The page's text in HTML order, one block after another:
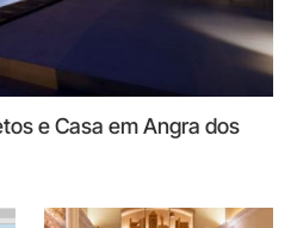
e Casa em Angra dos